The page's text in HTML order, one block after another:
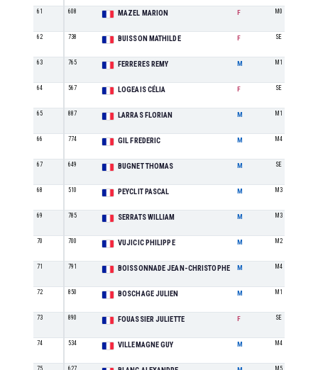
61 608 MAZEL MARION F M0
62 738 BUISSON MATHILDE F SE
63 765 FERRERES REMY M M1
64 567 LOGEAIS CÉLIA F SE
65 887 LARRAS FLORIAN M M1
66 774 GIL FREDERIC M M4
67 649 BUGNET THOMAS M SE
68 510 PEYCLIT PASCAL M M3
69 785 SERRATS WILLIAM M M3
70 700 VUJICIC PHILIPPE M M2
71 791 BOISSONNADE JEAN-CHRISTOPHE M M4
72 850 BOSCHAGE JULIEN M M1
73 890 FOUASSIER JULIETTE F SE
74 534 VILLEMAGNE GUY M M4
75 627 M5